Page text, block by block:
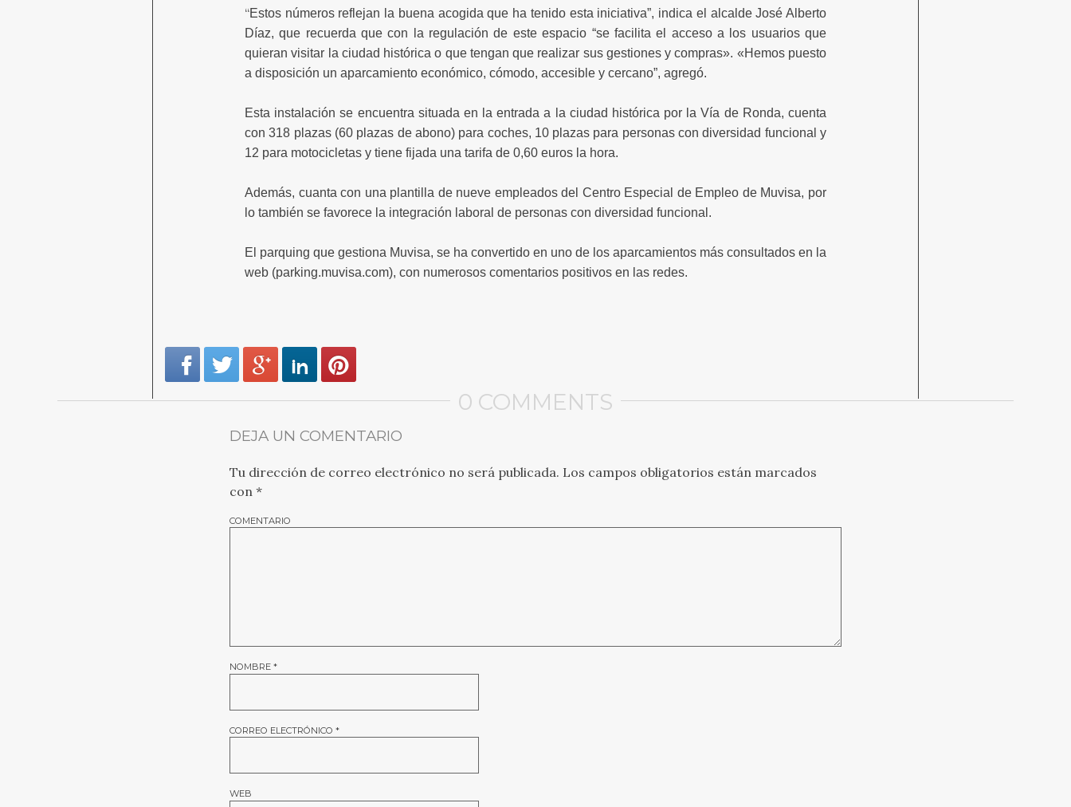
“Estos números reflejan la buena acogida que ha tenido esta iniciativa”, indica el alcalde José Alberto
Díaz, que recuerda que con la regulación de este espacio “se facilita el acceso a los usuarios que
quieran visitar la ciudad histórica o que tengan que realizar sus gestiones y compras». «Hemos puesto
a disposición un aparcamiento económico, cómodo, accesible y cercano”, agregó.
Esta instalación se encuentra situada en la entrada a la ciudad histórica por la Vía de Ronda, cuenta
con 318 plazas (60 plazas de abono) para coches, 10 plazas para personas con diversidad funcional y
12 para motocicletas y tiene fijada una tarifa de 0,60 euros la hora.
Además, cuanta con una plantilla de nueve empleados del Centro Especial de Empleo de Muvisa, por
lo también se favorece la integración laboral de personas con diversidad funcional.
El parquing que gestiona Muvisa, se ha convertido en uno de los aparcamientos más consultados en la
web (parking.muvisa.com), con numerosos comentarios positivos en las redes.
0 COMMENTS
DEJA UN COMENTARIO
Tu dirección de correo electrónico no será publicada. Los campos obligatorios están marcados
con *
COMENTARIO
NOMBRE *
CORREO ELECTRÓNICO *
WEB